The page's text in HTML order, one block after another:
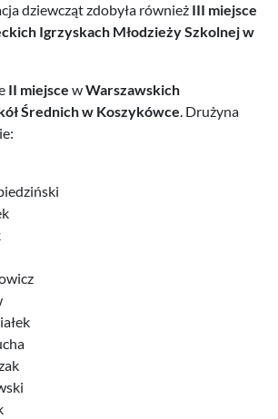
dziewcząt zdobyła również III miejsce
Igrzyskach Młodzieży Szkolnej w
II miejsce wWarszawskich
Średnich w Koszykówce. Drużyna